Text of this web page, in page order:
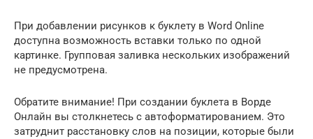
При добавлении рисунков к буклету в Word Online
доступна возможность вставки только по одной
картинке. Групповая заливка нескольких изображений
не предусмотрена.
Обратите внимание! При создании буклета в Ворде
Онлайн вы столкнетесь с автоформатированием. Это
затруднит расстановку слов на позиции, которые были